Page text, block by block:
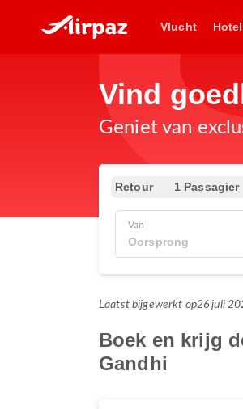
Vlucht Hotel
Vind
Geniet van
Retour 1 Passagier
Van
Laatst bijgewerkt op26 juli
Boek en krijg
Gandhi